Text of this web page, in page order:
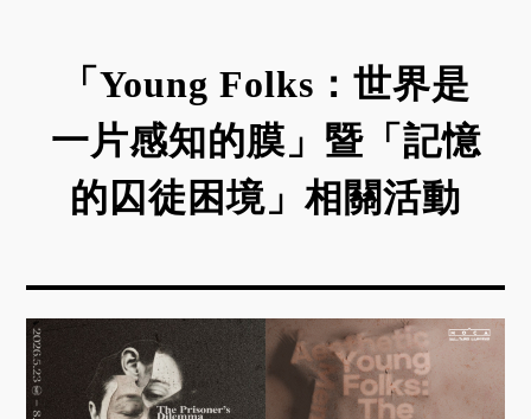
「Young Folks：世界是
一片感知的膜」暨「記憶
的囚徒困境」相關活動